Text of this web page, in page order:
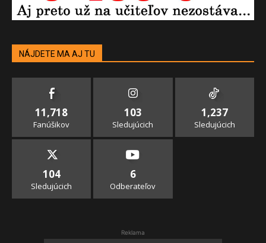
NÁJDETE MA AJ TU
11,718
Fanúšikov
103
Sledujúcich
1,237
Sledujúcich
104
Sledujúcich
6
Odberateľov
Reklama